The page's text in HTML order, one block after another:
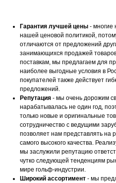
Гарантия лучшей цены - многие
нашей ценовой политикой,
отличаются от предложений
занимающихся продажей
поставкам, мы предлагаем для
наиболее выгодные условия в
покупателей также действует
предложений.
Репутация - мы очень дорожим
нарабатывалась не один год,
только новые и оригинальные
сотрудничество с ведущими
позволяет нам представлять на
самого высокого качества.
мы заслужили репутацию
чутко следующей тенденциям
мире гольф-индустрии.
Широкий ассортимент - мы